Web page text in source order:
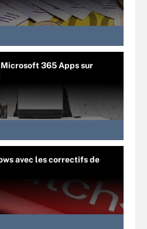
365 Apps sur
avec les correctifs de